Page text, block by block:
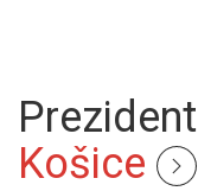
Košice